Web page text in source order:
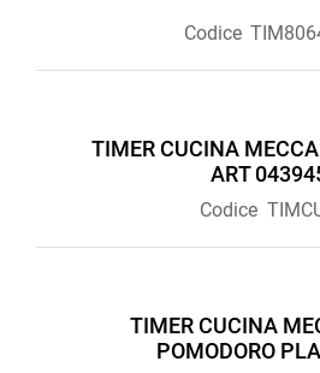
Codice
TIMER CUCINA
ART
Codice
TIMER CUCINA
POMODORO